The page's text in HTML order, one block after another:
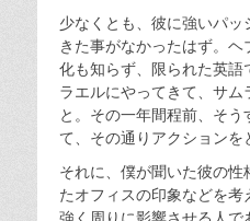
少なくとも、彼に強いパ
きた事がなかったはず。
化も知らず、限られた英語
ラエルにやってきて、サム
と。その一年間程前、そ
て、その通りアクションを
それに、僕が聞いた彼の
たオフィスの印象などを考